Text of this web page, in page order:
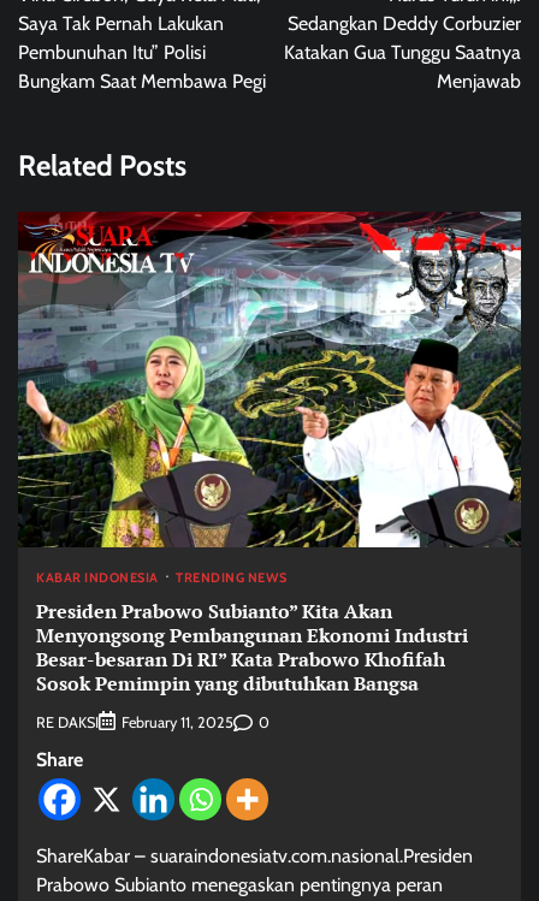
Saya Tak Pernah Lakukan
Pembunuhan Itu” Polisi
Bungkam Saat Membawa Pegi
Sedangkan Deddy Corbuzier
Katakan Gua Tunggu Saatnya
Menjawab
Related Posts
KABAR INDONESIA TRENDING NEWS
Presiden Prabowo Subianto” Kita Akan
Menyongsong Pembangunan Ekonomi Industri
Besar-besaran Di RI” Kata Prabowo Khofifah
Sosok Pemimpin yang dibutuhkan Bangsa
RE DAKSI February 11, 2025 0
Share
ShareKabar – suaraindonesiatv.com.nasional.Presiden
Prabowo Subianto menegaskan pentingnya peran